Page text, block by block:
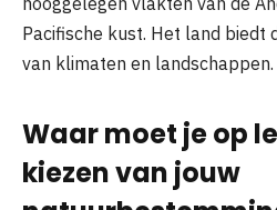
Pacifische kust. Het land biedt
van klimaten en landschappen.
Waar moet je op
kiezen van jouw